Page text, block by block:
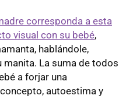
corresponda a esta
visual con su bebé,
hablándole,
La suma de todos
a forjar una
autoestima y